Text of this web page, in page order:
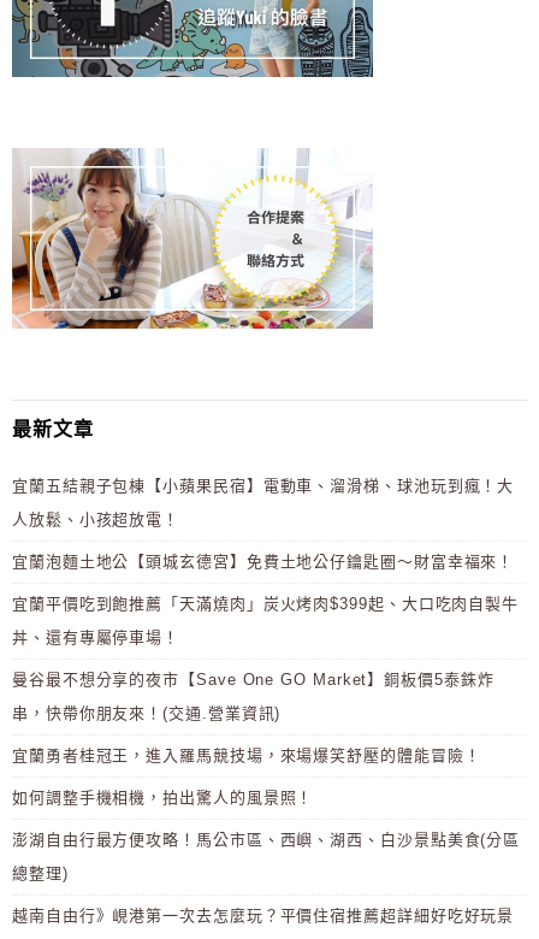
最新文章
宜蘭五結親子包棟【小蘋果民宿】電動車、溜滑梯、球池玩到瘋！大
人放鬆、小孩超放電！
宜蘭泡麵土地公【頭城玄德宮】免費土地公仔鑰匙圈～財富幸福來！
宜蘭平價吃到飽推薦「天滿燒肉」炭火烤肉$399起、大口吃肉自製牛
丼、還有專屬停車場！
曼谷最不想分享的夜市【Save One GO Market】銅板價5泰銖炸
串，快帶你朋友來！(交通.營業資訊)
宜蘭勇者桂冠王，進入羅馬競技場，來場爆笑舒壓的體能冒險！
如何調整手機相機，拍出驚人的風景照！
澎湖自由行最方便攻略！馬公市區、西嶼、湖西、白沙景點美食(分區
總整理)
越南自由行》峴港第一次去怎麼玩？平價住宿推薦超詳細好吃好玩景